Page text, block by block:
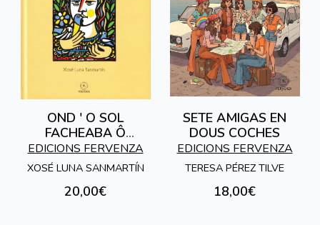
OND ' O SOL
FACHEABA Ô
AMAÑECER
EDICIONS FERVENZA
XOSÉ LUNA SANMARTÍN
20,00€
SETE AMIGAS EN
DOUS COCHES
EDICIONS FERVENZA
TERESA PÉREZ TILVE
18,00€